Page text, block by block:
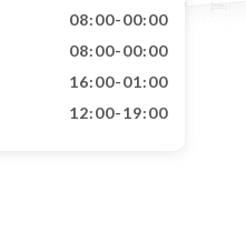
08:00-00:00
08:00-00:00
16:00-01:00
12:00-19:00